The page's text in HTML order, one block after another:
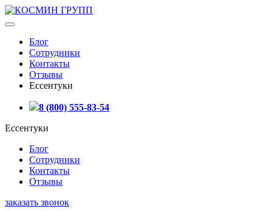
Блог
Сотрудники
Контакты
Отзывы
Ессентуки
8 (800) 555-83-54
Ессентуки
Блог
Сотрудники
Контакты
Отзывы
заказать звонок